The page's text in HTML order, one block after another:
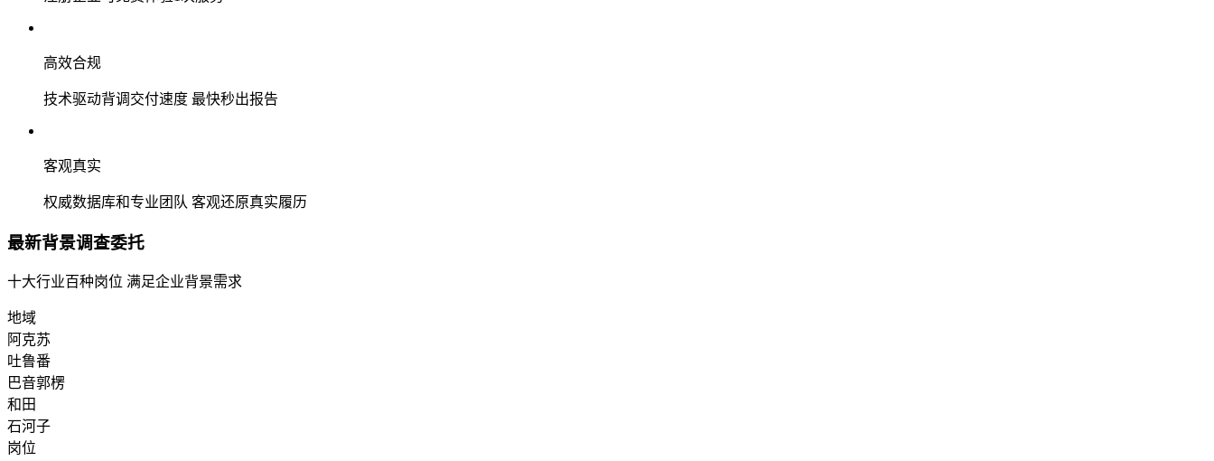
高效合规
技术驱动背调交付速度 最快秒出报告
客观真实
权威数据库和专业团队 客观还原真实履历
最新背景调查委托
十大行业百种岗位 满足企业背景需求
地域
阿克苏
吐鲁番
巴音郭楞
和田
石河子
岗位